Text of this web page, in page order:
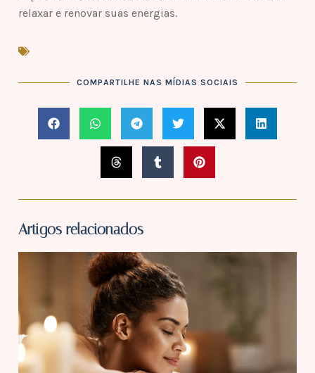
relaxar e renovar suas energias.
COMPARTILHE NAS MÍDIAS SOCIAIS
Artigos relacionados